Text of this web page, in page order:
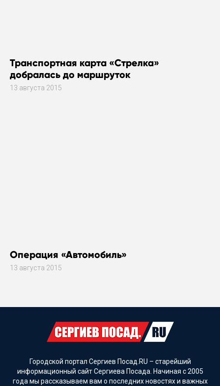
Транспортная карта «Стрелка»
добралась до маршруток
13 августа 2015
Операция «Автомобиль»
13 августа 2015
Городской портал Сергиев Посад.RU – старейший
информационный сайт Сергиева Посада. Начиная с 2005
года мы рассказываем вам о последних новостях и важных